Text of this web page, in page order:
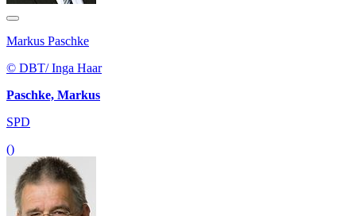
Markus Paschke
© DBT/ Inga Haar
Paschke, Markus
SPD
()